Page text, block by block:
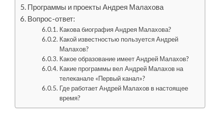
Программы и проекты Андрея Малахова
Вопрос-ответ:
Какова биография Андрея Малахова?
Какой известностью пользуется Андрей
Малахов?
Какое образование имеет Андрей Малахов?
Какие программы вел Андрей Малахов на
телеканале «Первый канал»?
Где работает Андрей Малахов в настоящее
время?